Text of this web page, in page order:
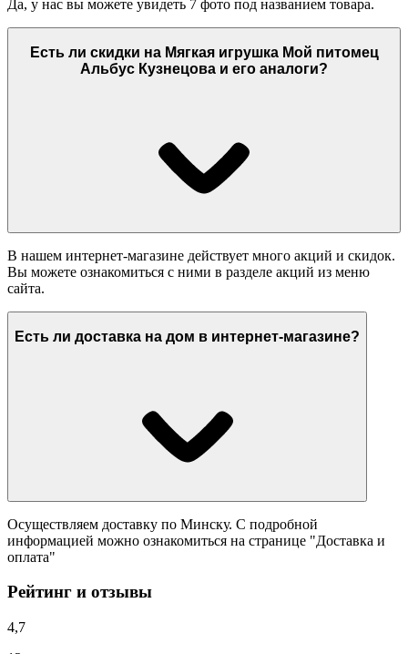
Да, у нас вы можете увидеть 7 фото под названием товара.
Есть ли скидки на Мягкая игрушка Мой питомец
Альбус Кузнецова и его аналоги?
В нашем интернет-магазине действует много акций и скидок.
Вы можете ознакомиться с ними в разделе акций из меню
сайта.
Есть ли доставка на дом в интернет-магазине?
Осуществляем доставку по Минску. С подробной
информацией можно ознакомиться на странице "Доставка и
оплата"
Рейтинг и отзывы
4,7